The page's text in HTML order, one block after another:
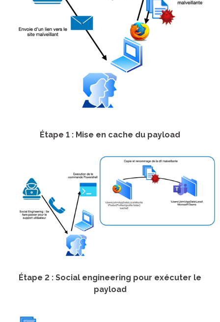
Étape 1 : Mise en cache du payload
Étape 2 : Social engineering pour exécuter le
payload